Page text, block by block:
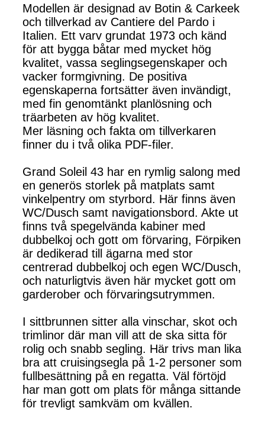
Modellen är designad av Botin & Carkeek
och tillverkad av Cantiere del Pardo i
Italien. Ett varv grundat 1973 och känd
för att bygga båtar med mycket hög
kvalitet, vassa seglingsegenskaper och
vacker formgivning. De positiva
egenskaperna fortsätter även invändigt,
med fin genomtänkt planlösning och
träarbeten av hög kvalitet.
Mer läsning och fakta om tillverkaren
finner du i två olika PDF-filer.
Grand Soleil 43 har en rymlig salong med
en generös storlek på matplats samt
vinkelpentry om styrbord. Här finns även
WC/Dusch samt navigationsbord. Akte ut
finns två spegelvända kabiner med
dubbelkoj och gott om förvaring, Förpiken
är dedikerad till ägarna med stor
centrerad dubbelkoj och egen WC/Dusch,
och naturligtvis även här mycket gott om
garderober och förvaringsutrymmen.
I sittbrunnen sitter alla vinschar, skot och
trimlinor där man vill att de ska sitta för
rolig och snabb segling. Här trivs man lika
bra att cruisingsegla på 1-2 personer som
fullbesättning på en regatta. Väl förtöjd
har man gott om plats för många sittande
för trevligt samkväm om kvällen.